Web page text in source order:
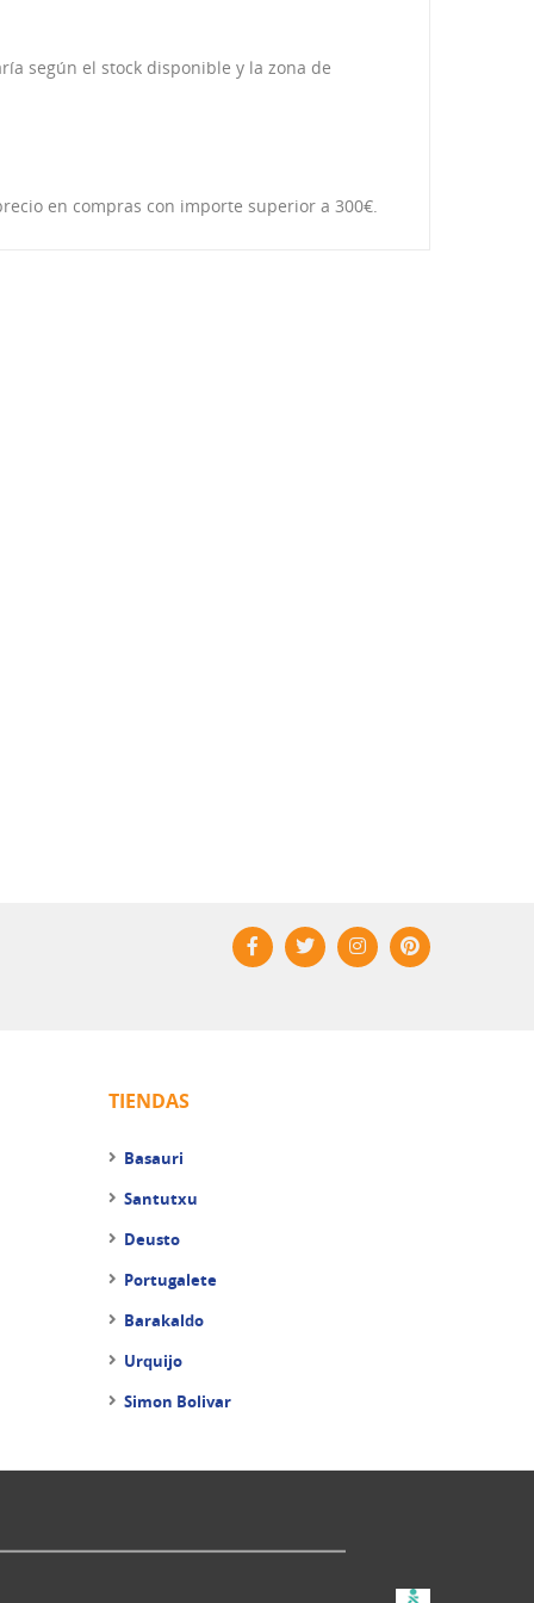
según el stock disponible y la zona de
en compras con importe superior a 300€.
TIENDAS
Basauri
Santutxu
Deusto
Portugalete
Barakaldo
Urquijo
Simon Bolivar